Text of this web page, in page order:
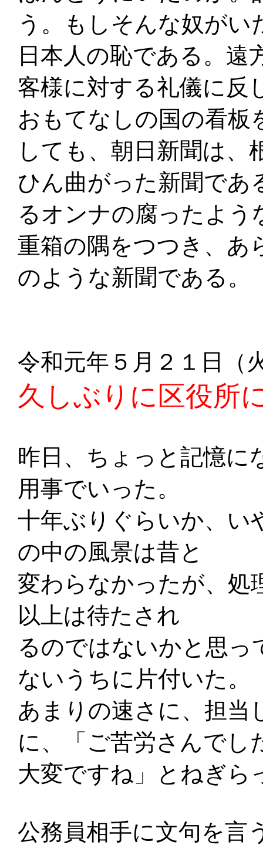
う。もしそんな奴がい
日本人の恥である。
客様に対する礼儀に反
おもてなしの国の看板
しても、朝日新聞は、
ひん曲がった新聞であ
るオンナの腐ったよう
重箱の隅をつつき、あ
のような新聞である。
令和元年５月２１日（
久しぶりに区役所
昨日、ちょっと記憶に
用事でいった。
十年ぶりぐらいか、い
の中の風景は昔と
変わらなかったが、処
以上は待たされ
るのではないかと思っ
ないうちに片付いた。
あまりの速さに、担当
に、「ご苦労さんでし
大変ですね」とねぎら
公務員相手に文句を言